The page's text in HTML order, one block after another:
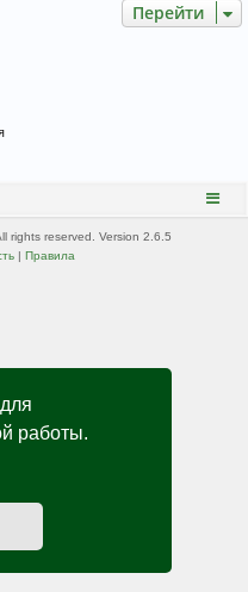
работы.
Перейти
rights reserved. Version 2.6.5
| Правила